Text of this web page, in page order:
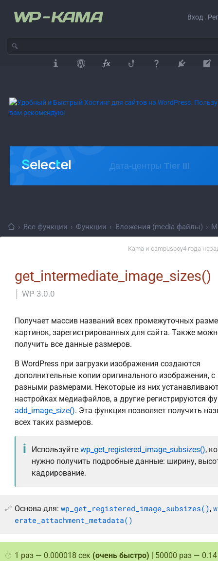
Вход .
› Все функции › Функции › Вложения (media файлы) ›
Kama иcampusboy4 года
get_intermediate_image_sizes()
WP 3.0.0
Получает массив названий всех промежуточных
картинок, зарегистрированных для сайта. Также
получить все данные размеров.
В WordPress при загрузки изображения создаются
дополнительные копии оригинального изображения, с
разными размерами. Некоторые из них
настройках медиафайлов, а другие регистрируются
add_image_size(). Эта функция позволяет получить
всех таких размеров.
Используйте wp_get_registered_image_subsizes(),
нужно получить подробные данные: ширину,
кадрирование.
Основа для: wp_get_registered_image_subsizes(),
erate_attachment_metadata()
1 раз — 0.000018 сек (очень быстро) | 50000 раз —